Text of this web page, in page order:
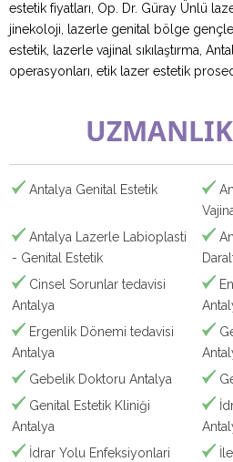
estetik fiyatları, Op. Dr. Güray Ünlü
jinekoloji, lazerle genital bölge
estetik, lazerle vajinal sıkılaştırma,
operasyonları, etik lazer estetik
Antalya Genital Estetik
Antalya Lazerle Labioplasti
- Genital Estetik
Cinsel Sorunlar tedavisi
Antalya
Ergenlik Dönemi tedavisi
Antalya
Gebelik Doktoru Antalya
Genital Estetik Kliniği
Antalya
İdrar Yolu Enfeksiyonlari